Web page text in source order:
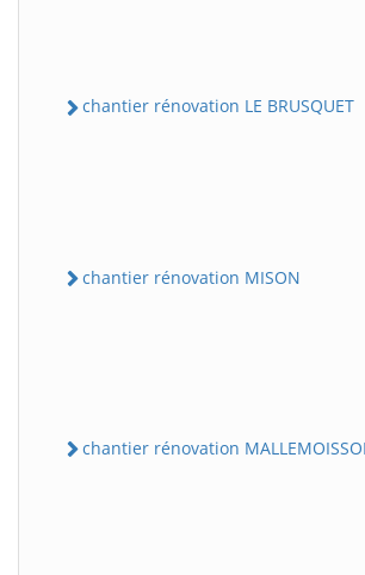
chantier rénovation LE BRUSQUET
chantier rénovation MISON
chantier rénovation